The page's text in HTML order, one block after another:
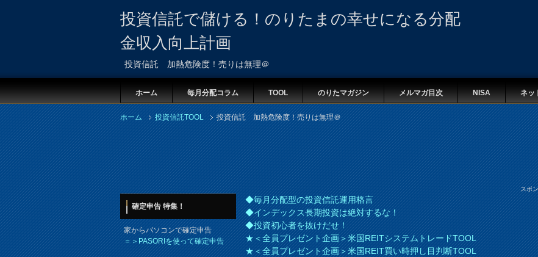
投資信託で儲ける！のりたまの幸せになる分配
金収入向上計画
投資信託 加熱危険度！売りは無理＠
ホーム 毎月分配コラム TOOL のりたマガジン メルマガ目次 NISA ネッ
ホーム 投資信託TOOL 投資信託 加熱危険度！売りは無理＠
スポ
◆毎月分配型の投資信託運用格言
◆インデックス長期投資は絶対するな！
◆投資初心者を抜けだせ！
★＜全員プレゼント企画＞米国REITシステムトレードTOOL
★＜全員プレゼント企画＞米国REIT買い時押し目判断TOOL
確定申告 特集！
家からパソコンで確定申告
＝＞PASORIを使って確定申告